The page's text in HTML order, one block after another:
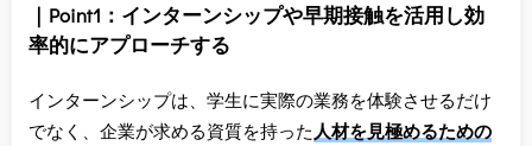
｜Point1：インターンシップや早期接触を活用し効
率的にアプローチする
インターンシップは、学生に実際の業務を体験させるだけ
でなく、企業が求める資質を持った 人材を見極めるための